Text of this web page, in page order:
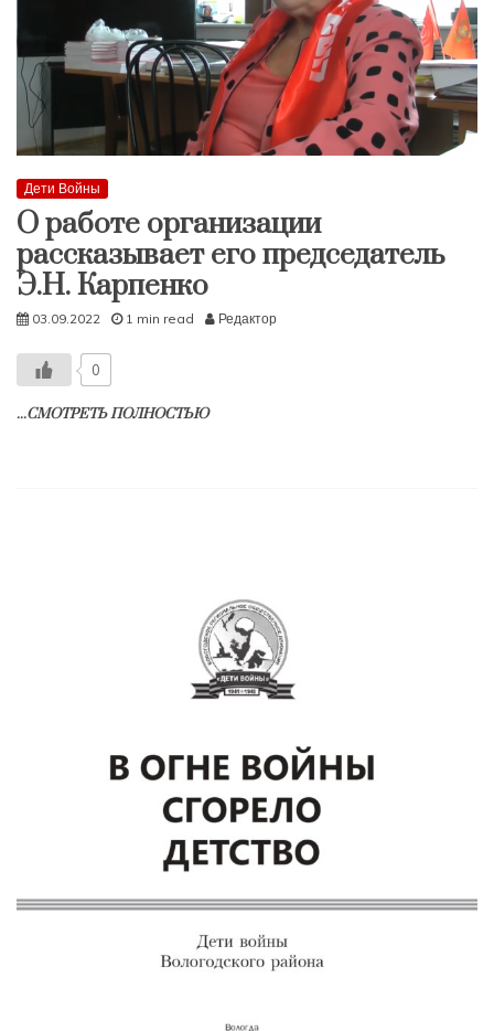
Дети Войны
О работе организации
рассказывает его председатель
Э.Н. Карпенко
03.09.2022 1 min read Редактор
0
...СМОТРЕТЬ ПОЛНОСТЬЮ